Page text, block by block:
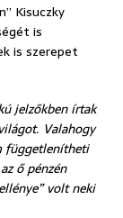
Kisuczky
is
is szerepet
jelzőkben írtak
Valahogy
függetlenítheti
ő pénzén
volt neki